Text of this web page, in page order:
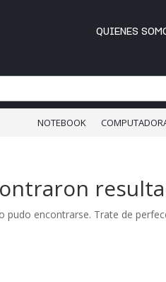
QUIENES
NOTEBOOK
pudo encontrarse. Trate de